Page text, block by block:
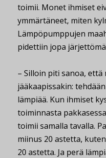
toimii. Monet ihmiset
ymmärtäneet, miten
Lämpöpumppujen
pidettiin jopa
– Silloin piti sanoa, että
jääkaapissakin:
lämpiää. Kun ihmiset
toiminnasta
toimii samalla tavalla.
miinus 20 astetta,
20 astetta. Ja perä